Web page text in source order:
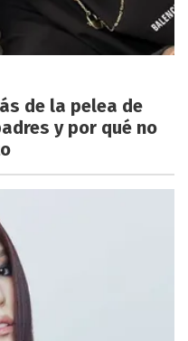
de la pelea de
y por qué no